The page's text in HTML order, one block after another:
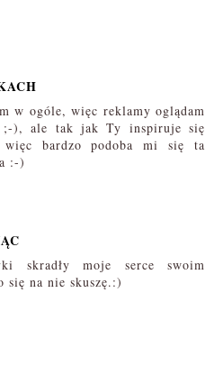
w ogóle, więc reklamy oglądam
), ale tak jak Ty inspiruje się
bardzo podoba mi się ta
:-)
skradły moje serce swoim
się na nie skuszę.:)